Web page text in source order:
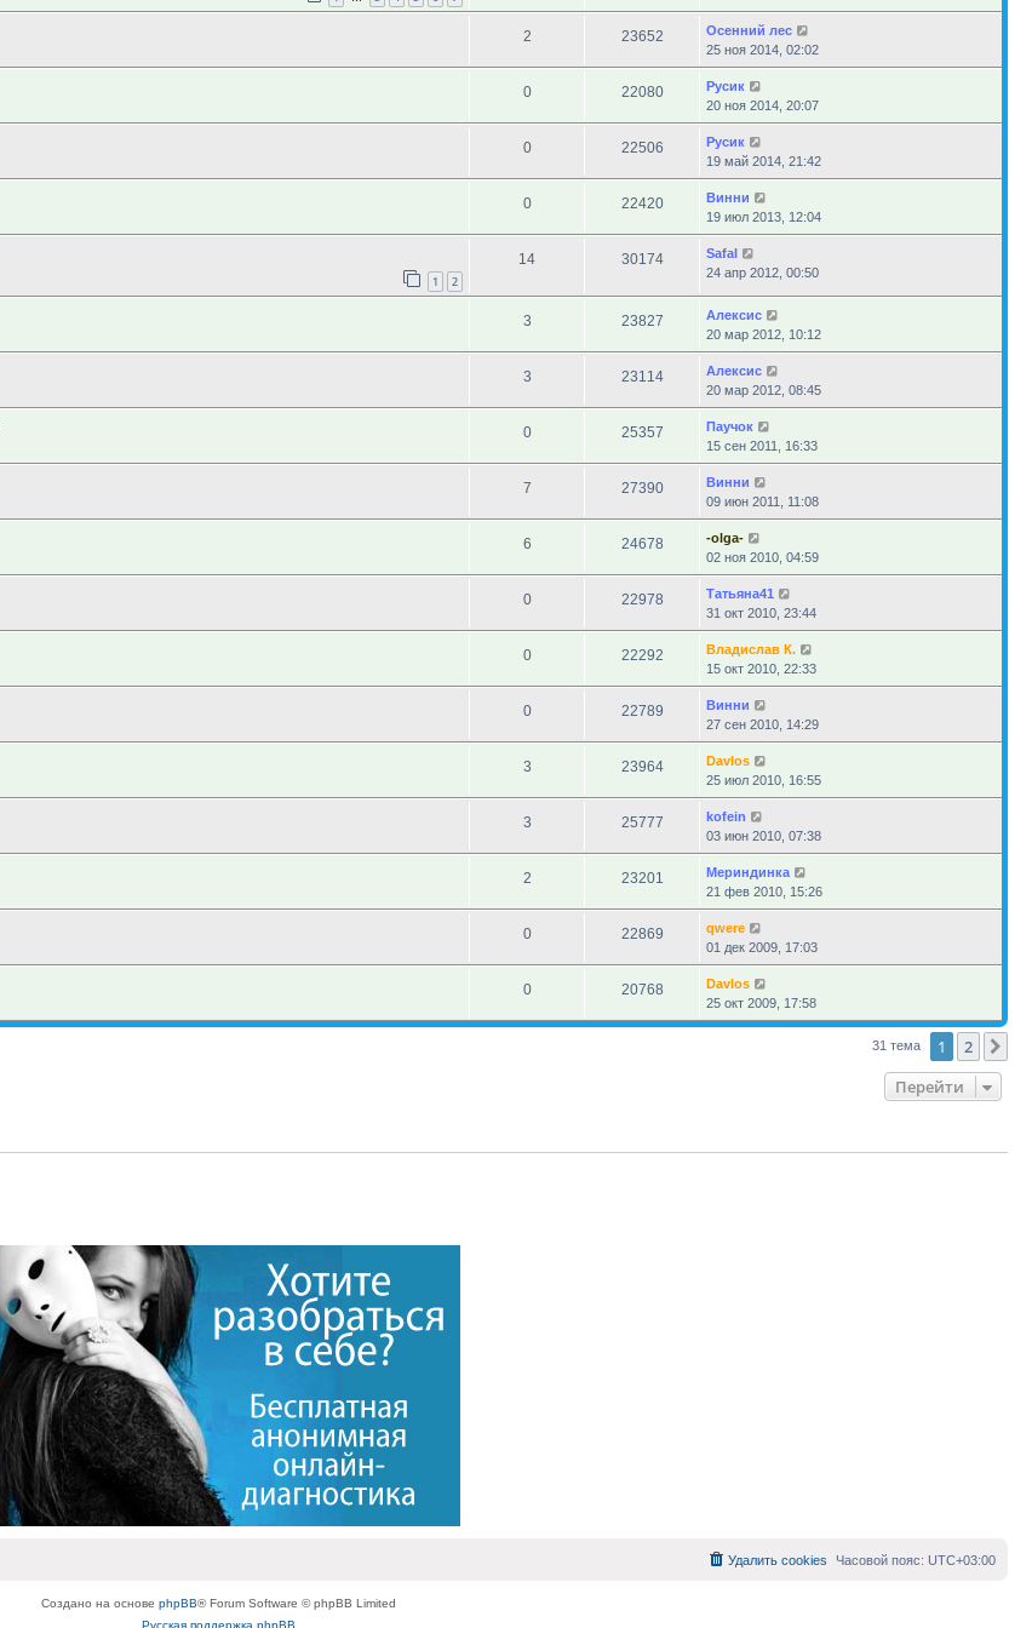
2 23652
Осенний лес
25 ноя 2014, 02:02
0 22080
Русик
20 ноя 2014, 20:07
0 22506
Русик
19 май 2014, 21:42
0 22420
Винни
19 июл 2013, 12:04
1 2
14 30174
Safal
24 апр 2012, 00:50
3 23827
Алексис
20 мар 2012, 10:12
3 23114
Алексис
20 мар 2012, 08:45
0 25357
Паучок
15 сен 2011, 16:33
7 27390
Винни
09 июн 2011, 11:08
6 24678
-olga-
02 ноя 2010, 04:59
0 22978
Татьяна41
31 окт 2010, 23:44
0 22292
Владислав К.
15 окт 2010, 22:33
0 22789
Винни
27 сен 2010, 14:29
3 23964
Davlos
25 июл 2010, 16:55
3 25777
kofein
03 июн 2010, 07:38
2 23201
Мериндинка
21 фев 2010, 15:26
0 22869
qwere
01 дек 2009, 17:03
0 20768
Davlos
25 окт 2009, 17:58
31 тема 1 2
Перейти
Часовой пояс: UTC+03:00
Удалить cookies
Создано на основе phpBB® Forum Software © phpBB Limited
Русская поддержка phpBB